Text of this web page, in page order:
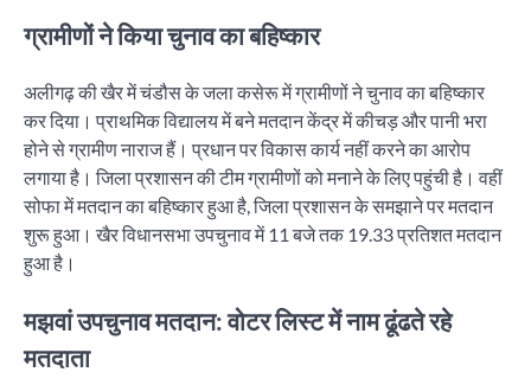
ग्रामीणों ने किया चुनाव का बहिष्कार
अलीगढ़ की खैर में चंडौस के जला कसेरू में ग्रामीणों ने चुनाव का बहिष्कार
कर दिया। प्राथमिक विद्यालय में बने मतदान केंद्र में कीचड़ और पानी भरा
होने से ग्रामीण नाराज हैं। प्रधान पर विकास कार्य नहीं करने का आरोप
लगाया है। जिला प्रशासन की टीम ग्रामीणों को मनाने के लिए पहुंची है। वहीं
सोफा में मतदान का बहिष्कार हुआ है, जिला प्रशासन के समझाने पर मतदान
शुरू हुआ। खैर विधानसभा उपचुनाव में 11 बजे तक 19.33 प्रतिशत मतदान
हुआ है।
मझवां उपचुनाव मतदान: वोटर लिस्ट में नाम ढूंढते रहे
मतदाता